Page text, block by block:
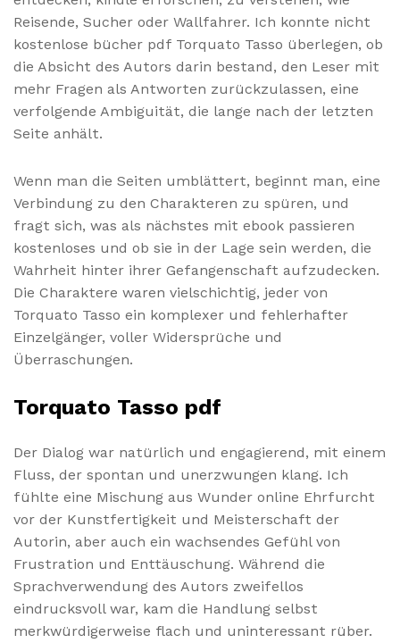
Reisende, Sucher oder Wallfahrer. Ich konnte nicht
kostenlose bücher pdf Torquato Tasso überlegen, ob
die Absicht des Autors darin bestand, den Leser mit
mehr Fragen als Antworten zurückzulassen, eine
verfolgende Ambiguität, die lange nach der letzten
Seite anhält.
Wenn man die Seiten umblättert, beginnt man, eine
Verbindung zu den Charakteren zu spüren, und
fragt sich, was als nächstes mit ebook passieren
kostenloses und ob sie in der Lage sein werden, die
Wahrheit hinter ihrer Gefangenschaft aufzudecken.
Die Charaktere waren vielschichtig, jeder von
Torquato Tasso ein komplexer und fehlerhafter
Einzelgänger, voller Widersprüche und
Überraschungen.
Torquato Tasso pdf
Der Dialog war natürlich und engagierend, mit einem
Fluss, der spontan und unerzwungen klang. Ich
fühlte eine Mischung aus Wunder online Ehrfurcht
vor der Kunstfertigkeit und Meisterschaft der
Autorin, aber auch ein wachsendes Gefühl von
Frustration und Enttäuschung. Während die
Sprachverwendung des Autors zweifellos
eindrucksvoll war, kam die Handlung selbst
merkwürdigerweise flach und uninteressant rüber.